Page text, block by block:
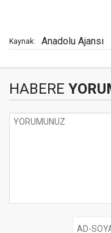
Kaynak: Anadolu Ajansı
HABERE